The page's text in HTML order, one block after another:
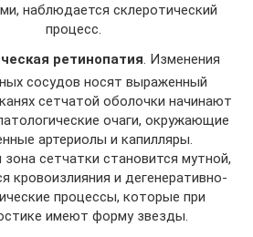
наблюдается склеротический
процесс.
ретинопатия. Изменения
сосудов носят выраженный
сетчатой оболочки начинают
очаги, окружающие
артериолы и капилляры.
сетчатки становится мутной,
кровоизлияния и дегенеративно-
процессы, которые при
имеют форму звезды.